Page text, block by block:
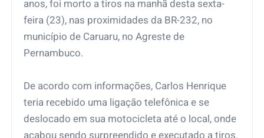
anos, foi morto a tiros na manhã desta sexta-
feira (23), nas proximidades da BR-232, no
município de Caruaru, no Agreste de
Pernambuco.
De acordo com informações, Carlos Henrique
teria recebido uma ligação telefônica e se
deslocado em sua motocicleta até o local, onde
acabou sendo surpreendido e executado a tiros.